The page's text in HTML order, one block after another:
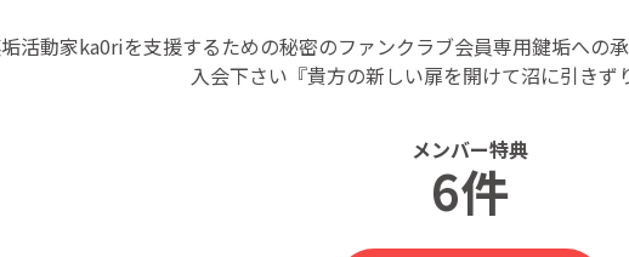
活動家ka0riを支援するための秘密のファンクラブ会員専用鍵垢への
入会下さい『貴方の新しい扉を開けて沼に引きず
メンバー特典
6件